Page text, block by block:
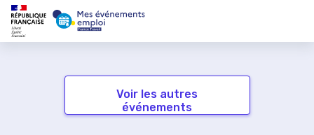
Voir les autres
événements